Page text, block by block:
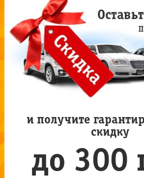
и получите
скидку
до 300